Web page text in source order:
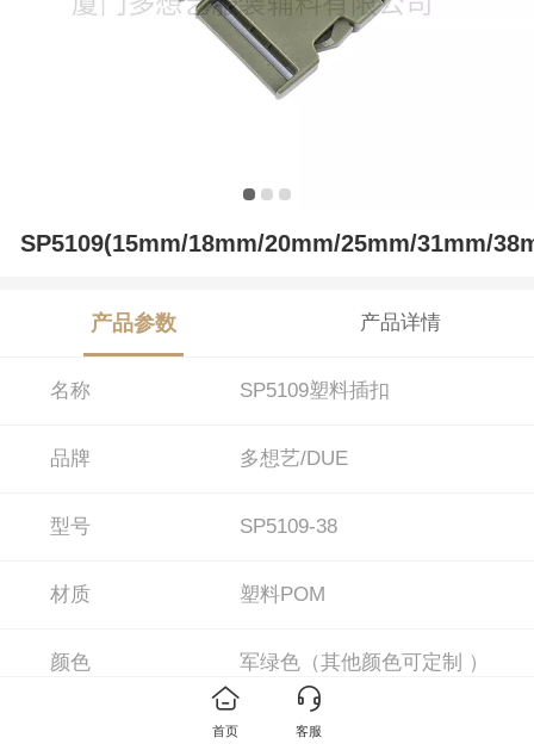
SP5109(15mm/18mm/20mm/25mm/31mm/
产品参数 产品详情
名称 SP5109塑料插扣
品牌 多想艺/DUE
型号 SP5109-38
材质 塑料POM
颜色 军绿色（其他颜色可定制 ）
15mm/18mm/20mm/25mm/31m
首页 客服